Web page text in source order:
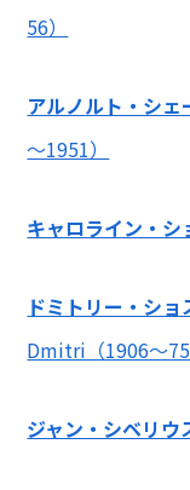
56）
アルノルト・シェ
～1951）
キャロライン・シ
ドミトリー・シ
Dmitri（1906～75
ジャン・シベリウ